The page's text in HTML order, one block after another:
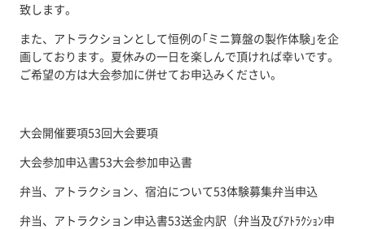
致します。
また、アトラクションとして恒例の｢ミニ算盤の製作体験｣を企
画しております。夏休みの一日を楽しんで頂ければ幸いです。
ご希望の方は大会参加に併せてお申込みください。
大会開催要項53回大会要項
大会参加申込書53大会参加申込書
弁当、アトラクション、宿泊について53体験募集弁当申込
弁当、アトラクション申込書53送金内訳（弁当及びｱﾄﾗｸｼｮﾝ申